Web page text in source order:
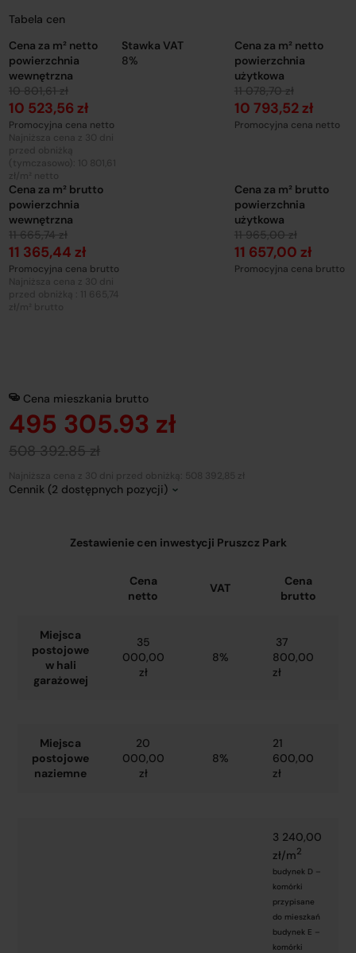
Tabela cen
Cena za m² netto
powierzchnia
wewnętrzna
10 801,61 zł
10 523,56 zł
Promocyjna cena netto
Stawka VAT
8%
Cena za m² netto
powierzchnia
użytkowa
11 078,70 zł
10 793,52 zł
Promocyjna cena netto
Cena za m² brutto
powierzchnia
wewnętrzna
11 665,74 zł
11 365,44 zł
Promocyjna cena brutto
Cena za m² brutto
powierzchnia
użytkowa
11 965,00 zł
11 657,00 zł
Promocyjna cena brutto
Cena mieszkania brutto
495 305.93 zł
508 392.85 zł
Cennik (2 dostępnych pozycji)
Zestawienie cen inwestycji Pruszcz Park
Cena
netto
VAT
Cena
brutto
Miejsca
postojowe
w hali
garażowej
35
000,00
zł
8%
37
800,00
zł
Miejsca
postojowe
naziemne
20
000,00
zł
8%
21
600,00
zł
3 240,00
zł/m2
budynek D –
komórki
przypisane
do mieszkań
budynek E –
komórki